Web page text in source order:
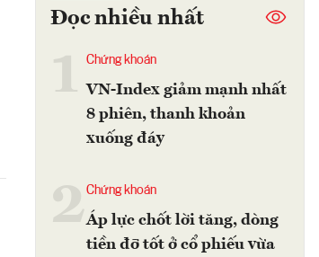
Đọc nhiều nhất
Chứng khoán
VN-Index giảm mạnh nhất
8 phiên, thanh khoản
xuống đáy
2Chứng khoán
Áp lực chốt lời tăng, dòng
tiền đỡ tốt ở cổ phiếu vừa